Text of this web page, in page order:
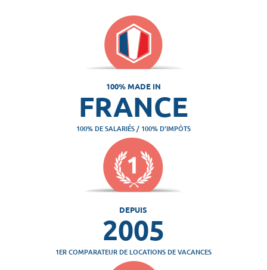
100% MADE IN
FRANCE
100% DE SALARIÉS / 100% D'IMPÔTS
DEPUIS
2005
1ER COMPARATEUR DE LOCATIONS DE VACANCES